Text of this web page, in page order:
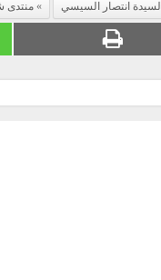
السيدة انتصار السيسي منتدى